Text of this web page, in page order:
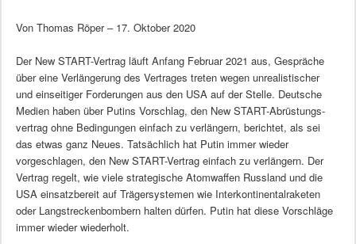
Von Thomas Röper – 17. Oktober 2020
Der New START-Vertrag läuft Anfang Februar 2021 aus, Gespräche
über eine Verlängerung des Vertrages treten wegen unrealistischer
und einseitiger Forderungen aus den USA auf der Stelle. Deutsche
Medien haben über Putins Vorschlag, den New START-Abrüstungs-
vertrag ohne Bedingungen einfach zu verlängern, berichtet, als sei
das etwas ganz Neues. Tatsächlich hat Putin immer wieder
vorgeschlagen, den New START-Vertrag einfach zu verlängern. Der
Vertrag regelt, wie viele strategische Atomwaffen Russland und die
USA einsatzbereit auf Trägersystemen wie Interkontinentalraketen
oder Langstreckenbombern halten dürfen. Putin hat diese Vorschläge
immer wieder wiederholt.